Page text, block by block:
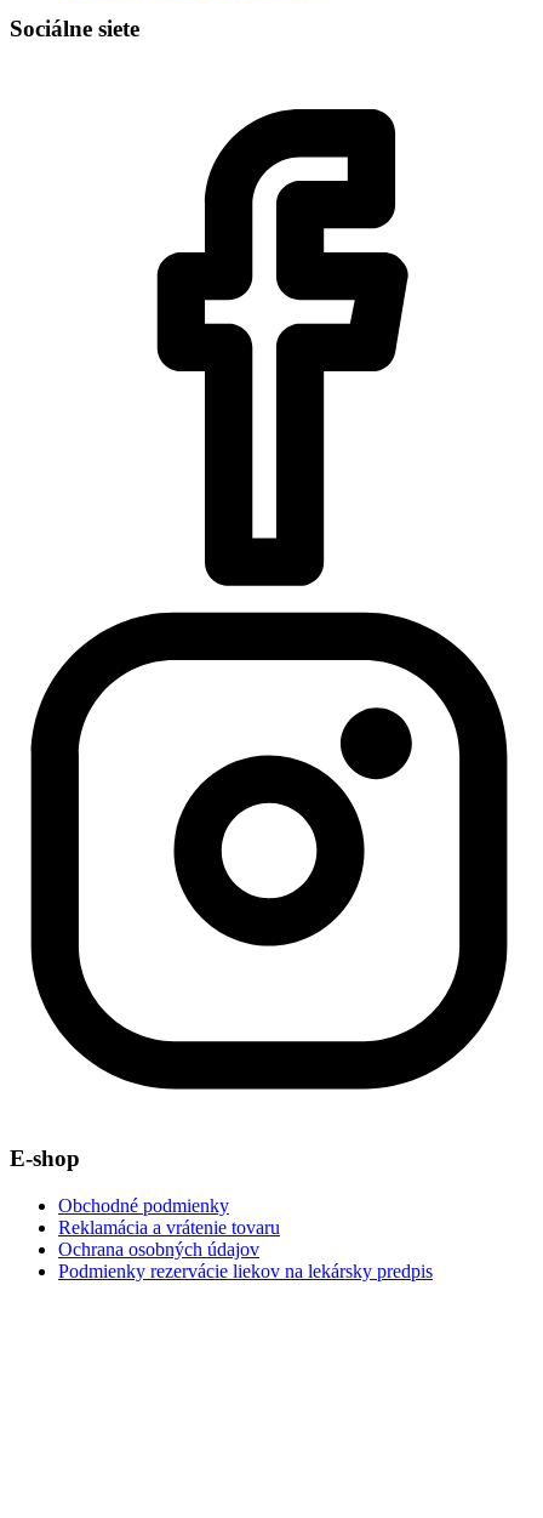
Sociálne siete
E-shop
Obchodné podmienky
Reklamácia a vrátenie tovaru
Ochrana osobných údajov
Podmienky rezervácie liekov na lekársky predpis